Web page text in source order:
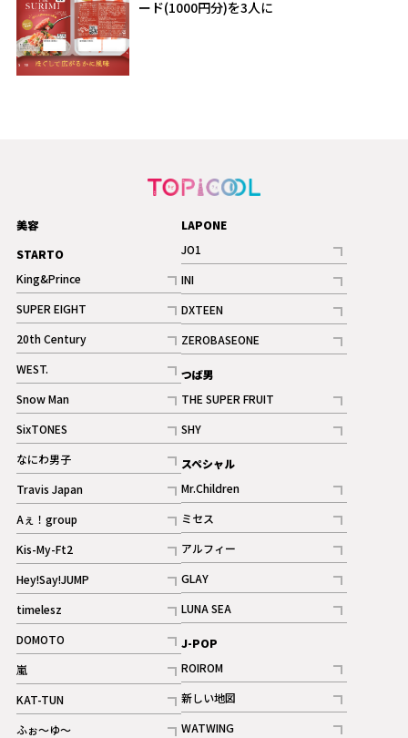
ード(1000円分)を3人に
美容
STARTO
King&Prince
記事
SUPER EIGHT
記事
20th Century
記事
WEST.
記事
Snow Man
記事
ギャラリー
SixTONES
記事
ギャラリー
なにわ男子
記事
Travis Japan
記事
Aぇ！group
記事
Kis-My-Ft2
記事
ギャラリー
Hey!Say!JUMP
記事
timelesz
記事
DOMOTO
記事
嵐
記事
KAT-TUN
記事
ふぉ～ゆ～
LAPONE
JO1
記事
INI
記事
ギャラリー
DXTEEN
記事
ギャラリー
ZEROBASEONE
記事
つば男
THE SUPER FRUIT
記事
SHY
記事
スペシャル
Mr.Children
記事
ミセス
記事
アルフィー
記事
GLAY
記事
LUNA SEA
記事
J-POP
ROIROM
記事
新しい地図
記事
WATWING